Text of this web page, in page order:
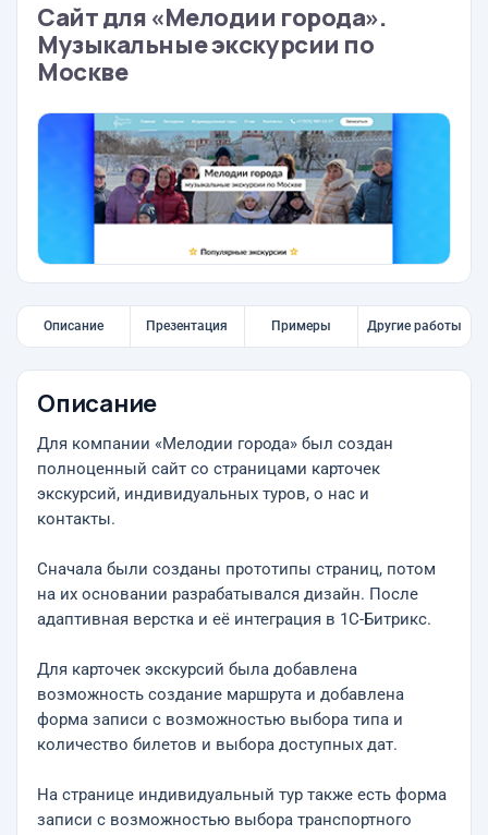
Сайт для «Мелодии города».
Музыкальные экскурсии по
Москве
Описание Презентация Примеры Другие работы
Описание
Для компании «Мелодии города» был создан
полноценный сайт со страницами карточек
экскурсий, индивидуальных туров, о нас и
контакты.
Сначала были созданы прототипы страниц, потом
на их основании разрабатывался дизайн. После
адаптивная верстка и её интеграция в 1С-Битрикс.
Для карточек экскурсий была добавлена
возможность создание маршрута и добавлена
форма записи с возможностью выбора типа и
количество билетов и выбора доступных дат.
На странице индивидуальный тур также есть форма
записи с возможностью выбора транспортного